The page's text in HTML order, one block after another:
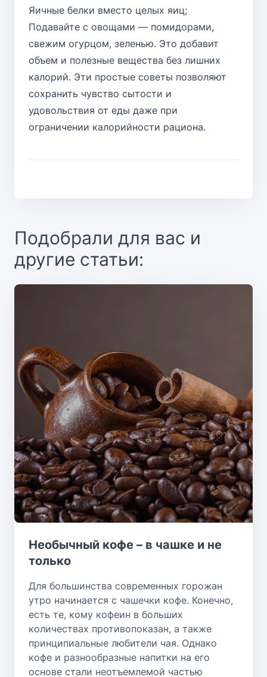
Яичные белки вместо целых яиц;
Подавайте с овощами — помидорами,
свежим огурцом, зеленью. Это добавит
объем и полезные вещества без лишних
калорий. Эти простые советы позволяют
сохранить чувство сытости и
удовольствия от еды даже при
ограничении калорийности рациона.
Подобрали для вас и
другие статьи:
Необычный кофе – в чашке и не
только
Для большинства современных горожан
утро начинается с чашечки кофе. Конечно,
есть те, кому кофеин в больших
количествах противопоказан, а также
принципиальные любители чая. Однако
кофе и разнообразные напитки на его
основе стали неотъемлемой частью